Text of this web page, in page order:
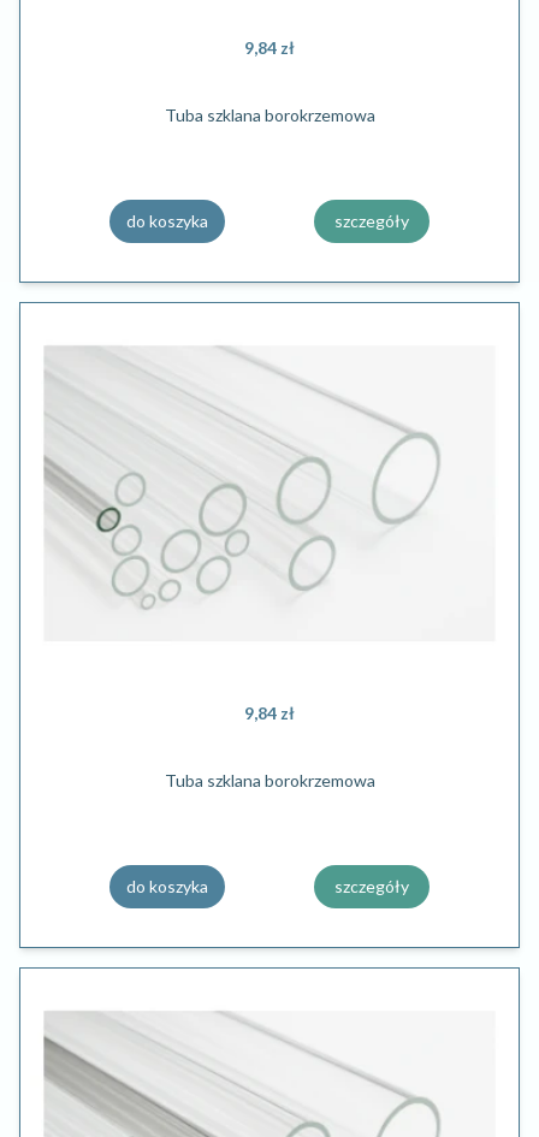
9,84 zł
Tuba szklana borokrzemowa
do koszyka szczegóły
9,84 zł
Tuba szklana borokrzemowa
do koszyka szczegóły